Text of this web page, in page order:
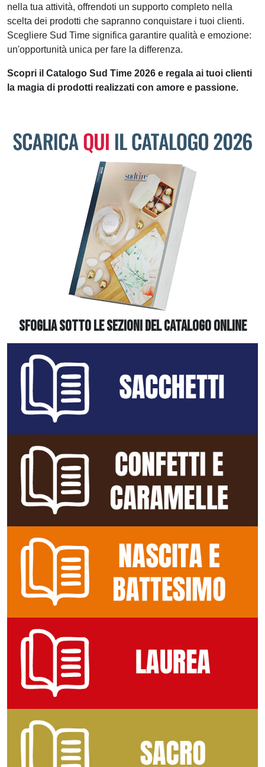
nella tua attività, offrendoti un supporto completo nella
scelta dei prodotti che sapranno conquistare i tuoi clienti.
Scegliere Sud Time significa garantire qualità e emozione:
un'opportunità unica per fare la differenza.
Scopri il Catalogo Sud Time 2026 e regala ai tuoi clienti
la magia di prodotti realizzati con amore e passione.
SFOGLIA SOTTO LE SEZIONI DEL CATALOGO ONLINE